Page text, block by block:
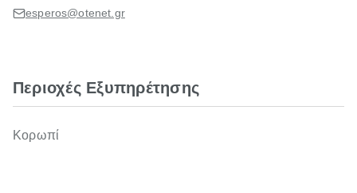
esperos@otenet.gr
Περιοχές Εξυπηρέτησης
Κορωπί